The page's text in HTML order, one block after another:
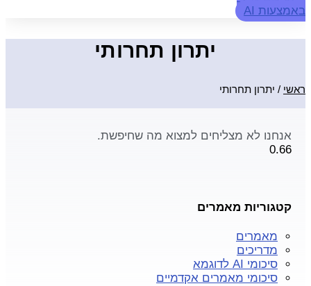
באמצעות AI
יתרון תחרותי
ראשי / יתרון תחרותי
אנחנו לא מצליחים למצוא מה שחיפשת.
קטגוריות מאמרים
מאמרים
מדריכים
סיכומי AI לדוגמא
סיכומי מאמרים אקדמיים